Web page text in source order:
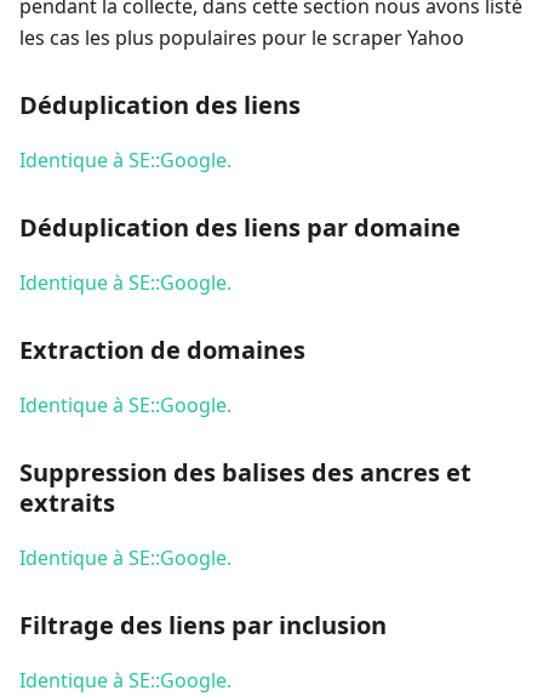
pendant la collecte, dans cette section nous avons listé
les cas les plus populaires pour le scraper Yahoo
Déduplication des liens
Identique à SE::Google.
Déduplication des liens par domaine
Identique à SE::Google.
Extraction de domaines
Identique à SE::Google.
Suppression des balises des ancres et
extraits
Identique à SE::Google.
Filtrage des liens par inclusion
Identique à SE::Google.